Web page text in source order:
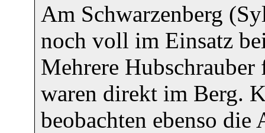
Am Schwarzenberg
noch voll im Einsatz
Mehrere
waren direkt im Berg.
beobachten ebenso die